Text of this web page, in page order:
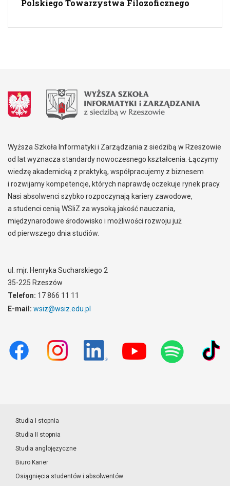
Polskiego Towarzystwa Filozoficznego
Wyższa Szkoła Informatyki i Zarządzania z siedzibą w Rzeszowie
od lat wyznacza standardy nowoczesnego kształcenia. Łączymy
wiedzę akademicką z praktyką, współpracujemy z biznesem
i rozwijamy kompetencje, których naprawdę oczekuje rynek pracy.
Nasi absolwenci szybko rozpoczynają kariery zawodowe,
a studenci cenią WSIiZ za wysoką jakość nauczania,
międzynarodowe środowisko i możliwości rozwoju już
od pierwszego dnia studiów.
ul. mjr. Henryka Sucharskiego 2
35-225 Rzeszów
Telefon: 17 866 11 11
E-mail: wsiz@wsiz.edu.pl
Studia I stopnia
Studia II stopnia
Studia anglojęzyczne
Biuro Karier
Osiągnięcia studentów i absolwentów